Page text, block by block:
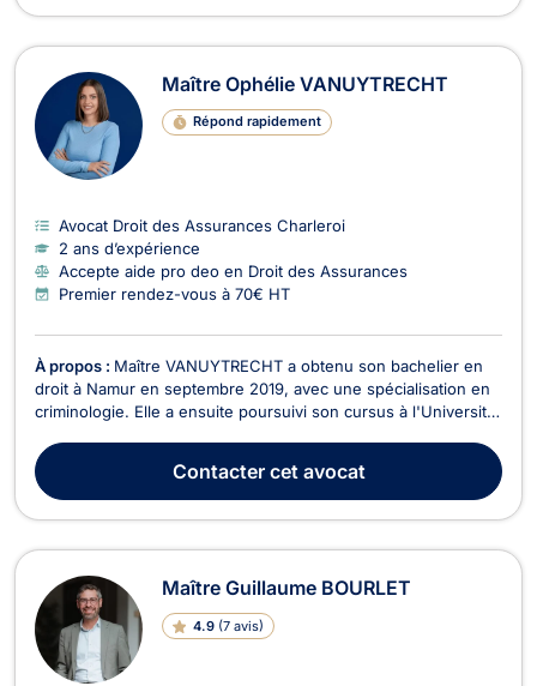
Maître Ophélie VANUYTRECHT
Répond rapidement
Avocat Droit des Assurances Charleroi
2 ans d’expérience
Accepte aide pro deo en Droit des Assurances
Premier rendez-vous à 70€ HT
À propos : Maître VANUYTRECHT a obtenu son bachelier en
droit à Namur en septembre 2019, avec une spécialisation en
criminologie. Elle a ensuite poursuivi son cursus à l'Université
2024, avec une spécialisation en droit civil et pénal,
développant une affinité particuliè...
Contactercet avocat
Maître Guillaume BOURLET
4.9 (7 avis)